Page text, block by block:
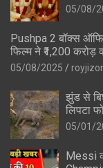
05/08/
Pushpa 2 बॉक्स
फिल्म ने ₹1,200 करोड़
05/08/2025
झुंड से
लिपटा
05/01/
Messi